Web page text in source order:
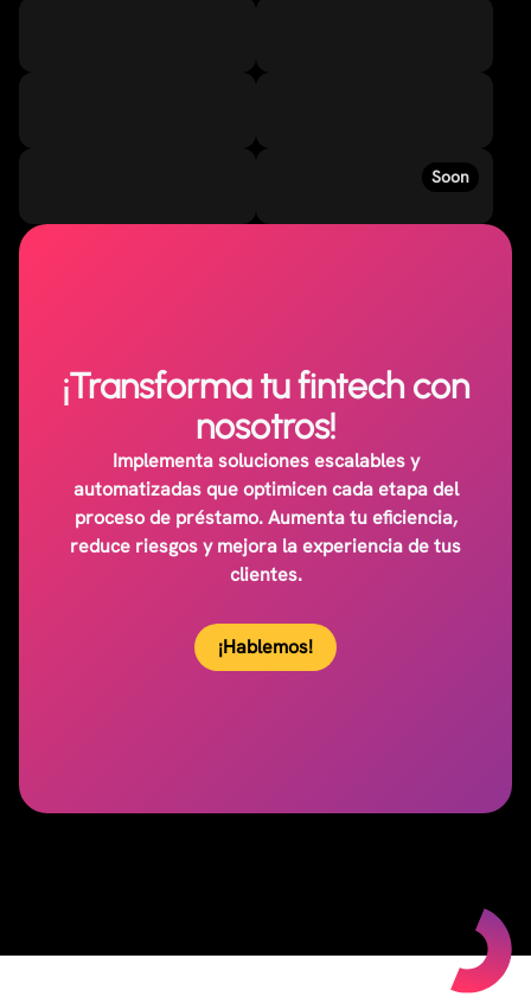
Soon
¡Transforma tu fintech con
nosotros!
Implementa soluciones escalables y
automatizadas que optimicen cada etapa del
proceso de préstamo. Aumenta tu eficiencia,
reduce riesgos y mejora la experiencia de tus
clientes.
¡Hablemos!